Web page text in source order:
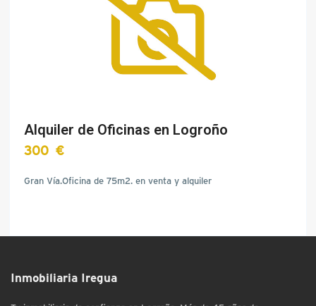
Alquiler de Oficinas en Logroño
300 €
Gran Vía.Oficina de 75m2. en venta y alquiler
Inmobiliaria Iregua